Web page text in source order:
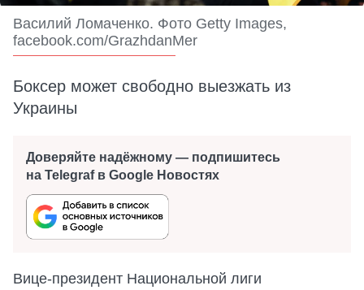
Василий Ломаченко. Фото Getty Images,
facebook.com/GrazhdanMer
Боксер может свободно выезжать из
Украины
Доверяйте надёжному — подпишитесь
на Telegraf в Google Новостях
Вице-президент Национальной лиги